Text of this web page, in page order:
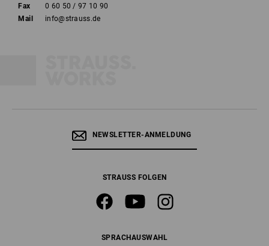
Fax
0 60 50 / 97 10 90
Mail
info@strauss.de
NEWSLETTER-ANMELDUNG
STRAUSS FOLGEN
SPRACHAUSWAHL